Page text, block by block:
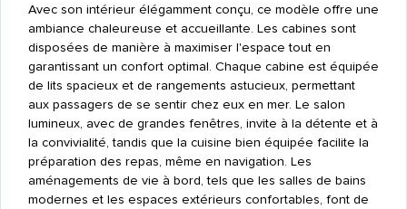
Avec son intérieur élégamment conçu, ce modèle offre une
ambiance chaleureuse et accueillante. Les cabines sont
disposées de manière à maximiser l'espace tout en
garantissant un confort optimal. Chaque cabine est équipée
de lits spacieux et de rangements astucieux, permettant
aux passagers de se sentir chez eux en mer. Le salon
lumineux, avec de grandes fenêtres, invite à la détente et à
la convivialité, tandis que la cuisine bien équipée facilite la
préparation des repas, même en navigation. Les
aménagements de vie à bord, tels que les salles de bains
modernes et les espaces extérieurs confortables, font de